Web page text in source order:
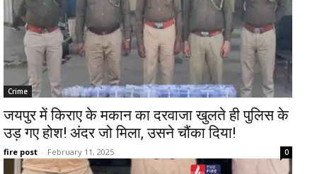
Crime
जयपुर में किराए के मकान का दरवाजा खुलते ही पुलिस के
उड़ गए होश! अंदर जो मिला, उसने चौंका दिया!
fire post - February 11, 2025 0